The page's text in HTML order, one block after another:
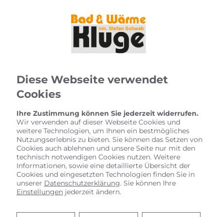
Diese Webseite verwendet
Cookies
Ihre Zustimmung können Sie jederzeit widerrufen.
Wir verwenden auf dieser Webseite Cookies und
weitere Technologien, um Ihnen ein bestmögliches
Nutzungserlebnis zu bieten. Sie können das Setzen von
Cookies auch ablehnen und unsere Seite nur mit den
technisch notwendigen Cookies nutzen. Weitere
Informationen, sowie eine detaillierte Übersicht der
Cookies und eingesetzten Technologien finden Sie in
unserer Datenschutzerklärung. Sie können Ihre
Einstellungen jederzeit ändern.